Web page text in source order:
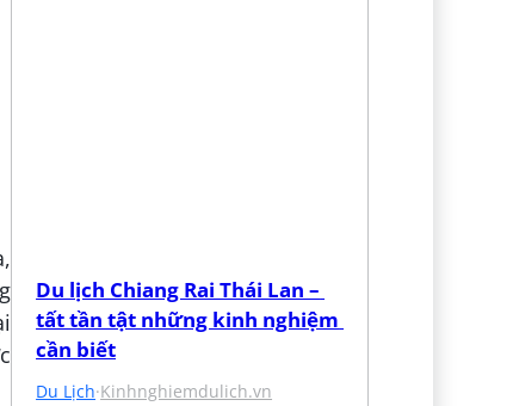
Du lịch Chiang Rai Thái Lan –
tất tần tật những kinh nghiệm
cần biết
Du Lịch·Kinhnghiemdulich.vn